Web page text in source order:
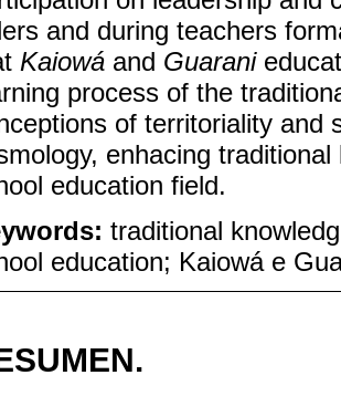
and during teachers
Kaiowá and Guarani
process of the
of territoriality and
enhacing
education field.
traditional
education; Kaiowá e